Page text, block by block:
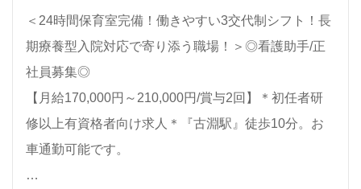
＜24時間保育室完備！働きやすい3交代制シフト！長
期療養型入院対応で寄り添う職場！＞◎看護助手/正
社員募集◎
【月給170,000円～210,000円/賞与2回】＊初任者研
修以上有資格者向け求人＊『古淵駅』徒歩10分。お
車通勤可能です。